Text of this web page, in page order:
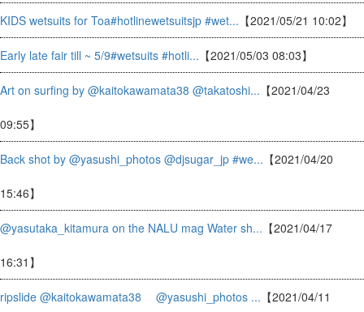
KIDS wetsuits for Toa#hotlinewetsuitsjp #wet... 【2021/05/21 10:02】
Early late fair till ~ 5/9#wetsuits #hotli... 【2021/05/03 08:03】
Art on surfing by @kaitokawamata38 @takatoshi... 【2021/04/23
09:55】
Back shot by @yasushi_photos @djsugar_jp #we... 【2021/04/20
15:46】
@yasutaka_kitamura on the NALU mag Water sh... 【2021/04/17
16:31】
ripslide @kaitokawamata38 @yasushi_photos ... 【2021/04/11